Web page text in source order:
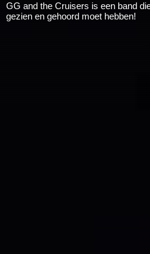
GG and the Cruisers is een band
gezien en gehoord moet hebben!